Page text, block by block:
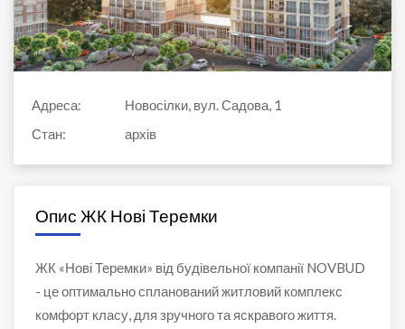
Адреса:
Новосілки, вул. Садова, 1
Стан:
архів
Опис ЖК Нові Теремки
ЖК «Нові Теремки» від будівельної компанії NOVBUD
- це оптимально спланований житловий комплекс
комфорт класу, для зручного та яскравого життя.